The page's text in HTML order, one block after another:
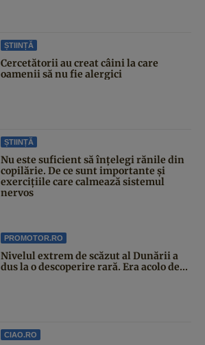
ȘTIINȚĂ
Cercetătorii au creat câini la care
oamenii să nu fie alergici
ȘTIINȚĂ
Nu este suficient să înțelegi rănile din
copilărie. De ce sunt importante și
exercițiile care calmează sistemul
nervos
PROMOTOR.RO
Nivelul extrem de scăzut al Dunării a
dus la o descoperire rară. Era acolo de...
CIAO.RO